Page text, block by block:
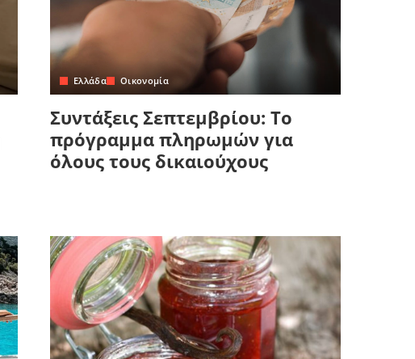
Ελλάδα Οικονομία
Συντάξεις Σεπτεμβρίου: Το
πρόγραμμα πληρωμών για
όλους τους δικαιούχους